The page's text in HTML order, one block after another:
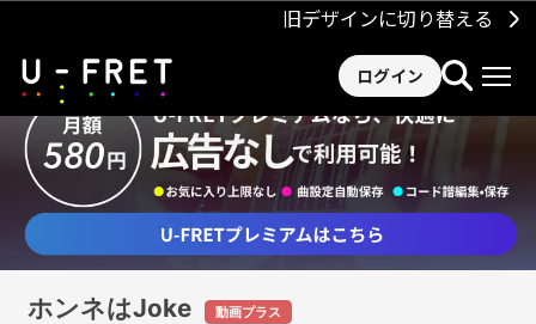
旧デザインに切り替える
ログイン
ホンネはJoke 動画プラス